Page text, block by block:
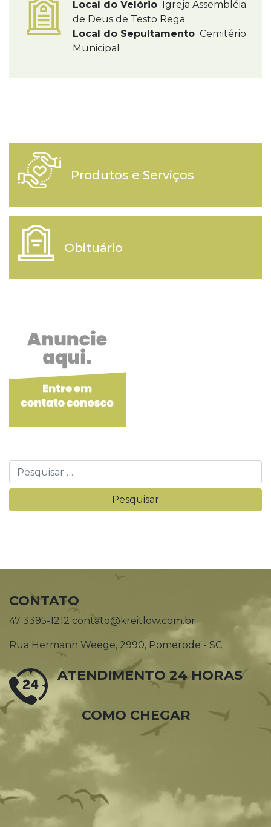
Local do Velório Igreja Assembléia
de Deus de Testo Rega
Local do Sepultamento Cemitério
Municipal
Produtos e Serviços
Obituário
CONTATO
47 3395-1212 contato@kreitlow.com.br
Rua Hermann Weege, 2990, Pomerode - SC
ATENDIMENTO 24 HORAS
COMO CHEGAR